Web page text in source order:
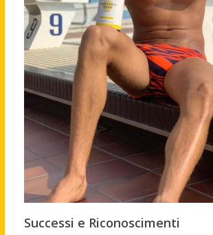
Successi e Riconoscimenti